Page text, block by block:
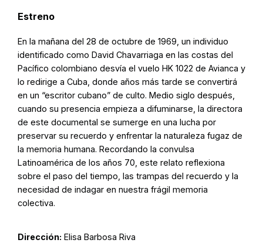
Estreno
En la mañana del 28 de octubre de 1969, un individuo
identificado como David Chavarriaga en las costas del
Pacífico colombiano desvía el vuelo HK 1022 de Avianca y
lo redirige a Cuba, donde años más tarde se convertirá
en un “escritor cubano” de culto. Medio siglo después,
cuando su presencia empieza a difuminarse, la directora
de este documental se sumerge en una lucha por
preservar su recuerdo y enfrentar la naturaleza fugaz de
la memoria humana. Recordando la convulsa
Latinoamérica de los años 70, este relato reflexiona
sobre el paso del tiempo, las trampas del recuerdo y la
necesidad de indagar en nuestra frágil memoria
colectiva.
Dirección: Elisa Barbosa Riva